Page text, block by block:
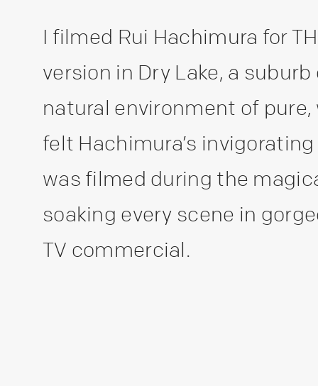
I filmed Rui Hachimura for
version in Dry Lake, a
natural environment of
felt Hachimura’s
was filmed during the
soaking every scene in
TV commercial.